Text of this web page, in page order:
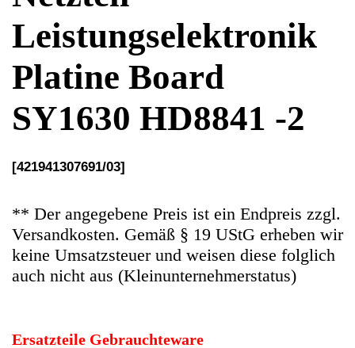
** Der angegebene Preis ist ein Endpreis zzgl.
Versandkosten. Gemäß § 19 UStG erheben wir
keine Umsatzsteuer und weisen diese folglich
auch nicht aus (Kleinunternehmerstatus)
Ersatzteile Gebrauchteware
Original Ersatzteil: Netzteil
Leistungselektronik Platine Board SY1630